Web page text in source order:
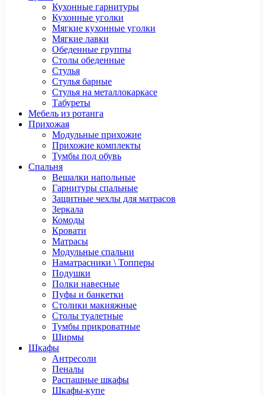
Кухонные гарнитуры
Кухонные уголки
Мягкие кухонные уголки
Мягкие лавки
Обеденные группы
Столы обеденные
Стулья
Стулья барные
Стулья на металлокаркасе
Табуреты
Мебель из ротанга
Прихожая
Модульные прихожие
Прихожие комплекты
Тумбы под обувь
Спальня
Вешалки напольные
Гарнитуры спальные
Защитные чехлы для матрасов
Зеркала
Комоды
Кровати
Матрасы
Модульные спальни
Наматрасники \ Топперы
Подушки
Полки навесные
Пуфы и банкетки
Столики макияжные
Столы туалетные
Тумбы прикроватные
Ширмы
Шкафы
Антресоли
Пеналы
Распашные шкафы
Шкафы-купе